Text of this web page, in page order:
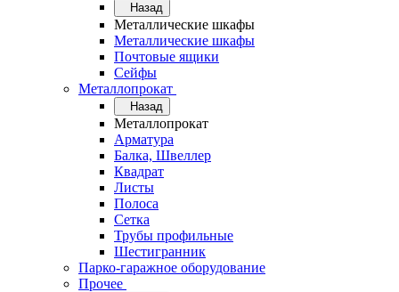
Назад
Металлические шкафы
Металлические шкафы
Почтовые ящики
Сейфы
Металлопрокат
Назад
Металлопрокат
Арматура
Балка, Швеллер
Квадрат
Листы
Полоса
Сетка
Трубы профильные
Шестигранник
Парко-гаражное оборудование
Прочее